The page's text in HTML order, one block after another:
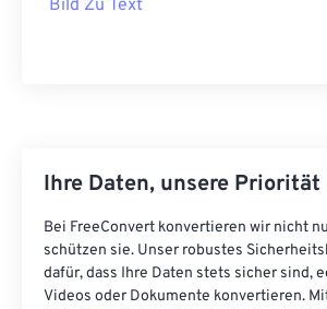
Bild Zu Text
Ihre Daten, unsere Priorität
Bei FreeConvert konvertieren wir nicht
schützen sie. Unser robustes
dafür, dass Ihre Daten stets sicher sind,
Videos oder Dokumente konvertieren.